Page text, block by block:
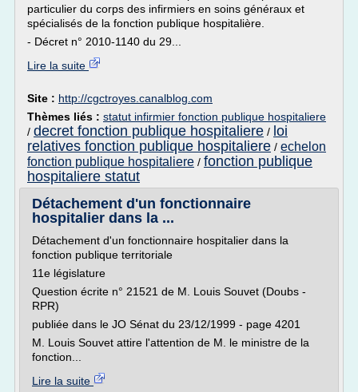
particulier du corps des infirmiers en soins généraux et
spécialisés de la fonction publique hospitalière.
- Décret n° 2010-1140 du 29...
Lire la suite
Site : http://cgctroyes.canalblog.com
Thèmes liés : statut infirmier fonction publique hospitaliere
/ decret fonction publique hospitaliere / loi
relatives fonction publique hospitaliere / echelon
fonction publique hospitaliere / fonction publique
hospitaliere statut
Détachement d'un fonctionnaire
hospitalier dans la ...
Détachement d'un fonctionnaire hospitalier dans la
fonction publique territoriale
11e législature
Question écrite n° 21521 de M. Louis Souvet (Doubs -
RPR)
publiée dans le JO Sénat du 23/12/1999 - page 4201
M. Louis Souvet attire l'attention de M. le ministre de la
fonction...
Lire la suite